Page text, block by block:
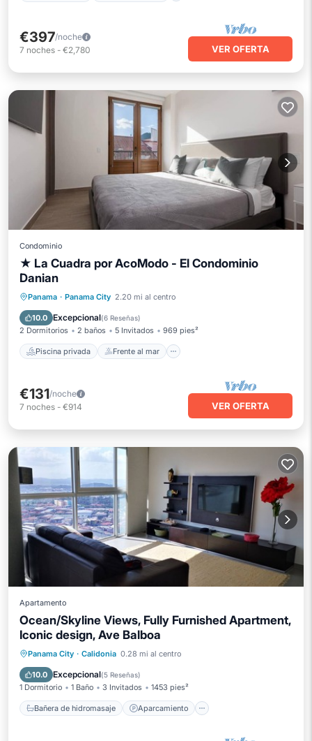
€397/noche
7 noches - €2,780 VER OFERTA
Condominio
★ La Cuadra por AcoModo - El Condominio
Danian
Panama · Panama City 2.20 mi al centro
10.0 Excepcional(6 Reseñas)
2 Dormitorios 2 baños 5 Invitados 969 pies²
Piscina privada Frente al mar
Piscina privada
Frente al mar
Aparcamiento
€131/noche
7 noches - €914 VER OFERTA
Apartamento
Ocean/Skyline Views, Fully Furnished Apartment,
Iconic design, Ave Balboa
Panama City · Calidonia 0.28 mi al centro
10.0 Excepcional(5 Reseñas)
1 Dormitorio 1 Baño 3 Invitados 1453 pies²
Bañera de hidromasaje Aparcamiento
Bañera de hidromasaje
Aparcamiento
Piscina
Spa